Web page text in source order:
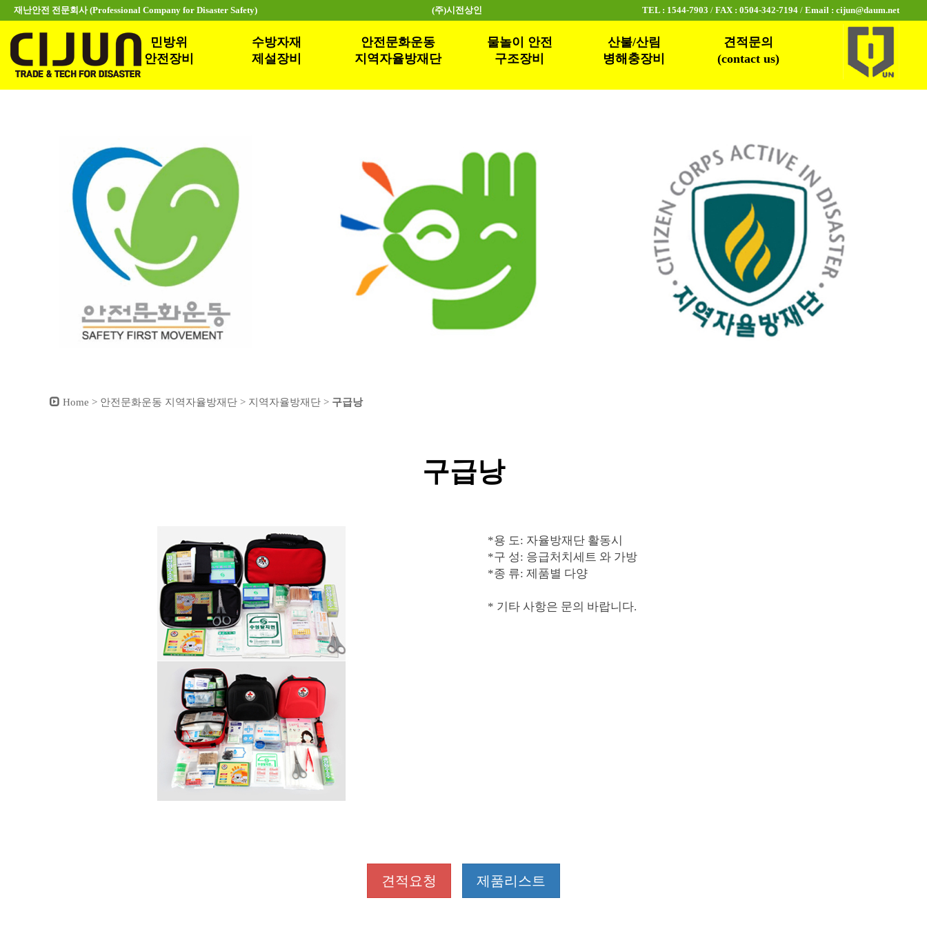
재난안전 전문회사 (Professional Company for Disaster Safety) (주)시전상인 TEL : 1544-7903 / FAX : 0504-342-7194 / Email : cijun@daum.net
민방위
안전장비
수방자재
제설장비
안전문화운동
지역자율방재단
물놀이 안전
구조장비
산불/산림
병해충장비
견적문의
(contact us)
Home > 안전문화운동 지역자율방재단 > 지역자율방재단 > 구급낭
구급낭
*용 도: 자율방재단 활동시
*구 성: 응급처치세트 와 가방
*종 류: 제품별 다양
* 기타 사항은 문의 바랍니다.
견적요청 제품리스트